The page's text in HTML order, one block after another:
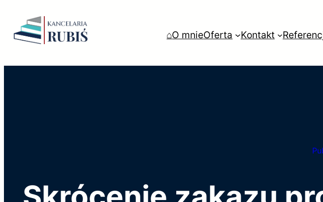
treści
⌂O mnieOferta Kontakt